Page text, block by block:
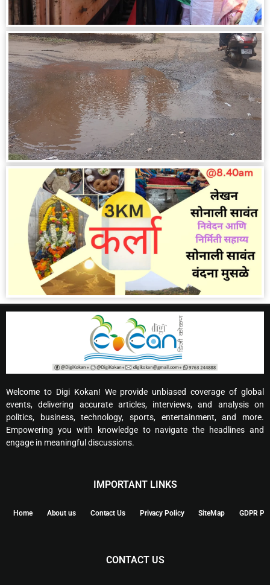
Welcome to Digi Kokan! We provide unbiased coverage of global
events, delivering accurate articles, interviews, and analysis on
politics, business, technology, sports, entertainment, and more.
Empowering you with knowledge to navigate the headlines and
engage in meaningful discussions.
IMPORTANT LINKS
Home About us Contact Us Privacy Policy SiteMap GDPR
CONTACT US